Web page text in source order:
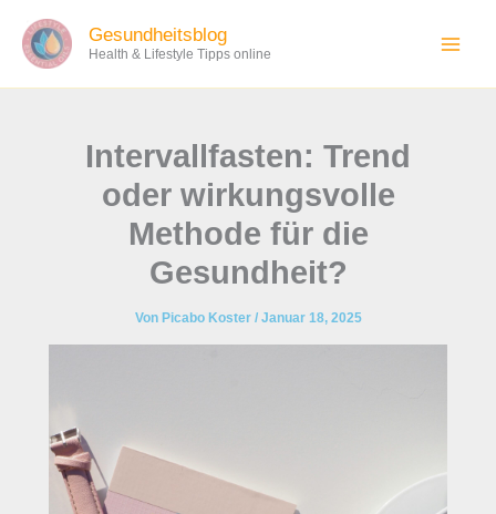
Inhalt
springen
Gesundheitsblog
Health & Lifestyle Tipps online
Intervallfasten: Trend
oder wirkungsvolle
Methode für die
Gesundheit?
Von Picabo Koster / Januar 18, 2025